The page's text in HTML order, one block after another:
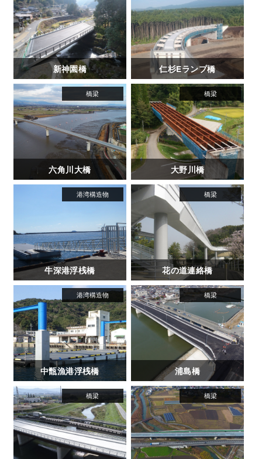
新神園橋 仁杉Eランプ橋
六角川大橋 大野川橋
牛深港浮桟橋 花の道連絡橋
中甑漁港浮桟橋 浦島橋